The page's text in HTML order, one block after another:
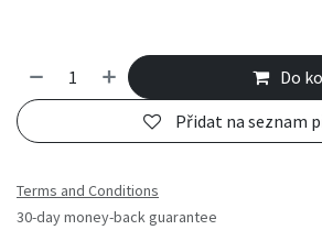
Do
Přidat na seznam
Terms and Conditions
30-day money-back guarantee